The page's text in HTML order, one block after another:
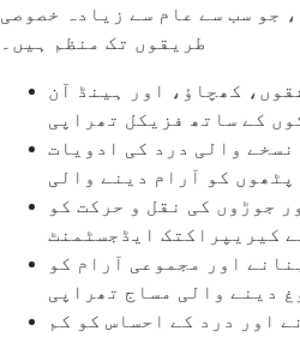
جو سب سے عام سے زیادہ خصوصی
طریقوں تک منظم ہیں۔
کھچاؤ، اور ہینڈ آن
کے ساتھ فزیکل تھراپی
والی درد کی ادویات
پٹھوں کو آرام دینے والی
جوڑوں کی نقل و حرکت کو
کیریپراکتک ایڈجسٹمنٹ
اور مجموعی آرام کو
دینے والی مساج تھراپی
اور درد کے احساس کو کم